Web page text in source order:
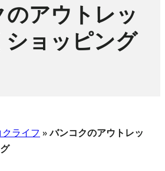
アウトレッ
ショッピング
ライフ »バンコクのアウトレッ